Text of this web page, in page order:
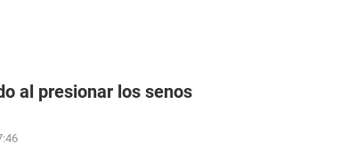
al presionar los senos